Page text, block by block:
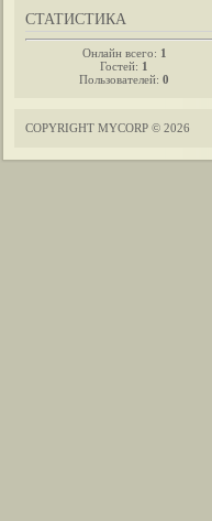
СТАТИСТИКА
Онлайн всего: 1
Гостей: 1
Пользователей: 0
COPYRIGHT MYCORP © 2026